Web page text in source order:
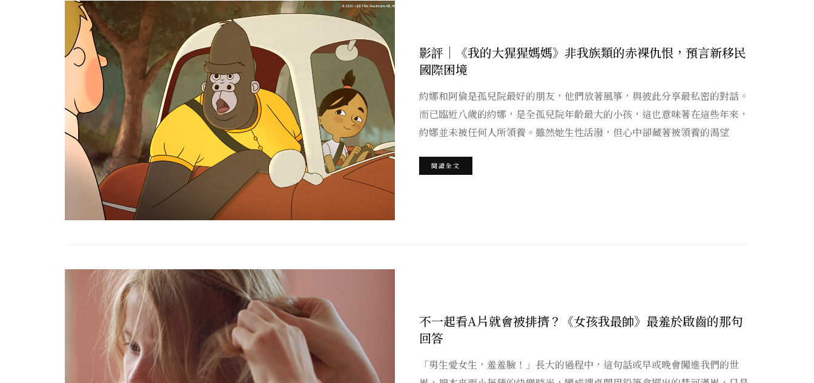
影評｜《我的大猩猩媽媽》非我族類的赤裸仇恨，預言新移民
國際困境
約娜和阿倫是孤兒院最好的朋友，他們放著風箏，與彼此分享最私密的對話。
而已臨近八歲的約娜，是全孤兒院年齡最大的小孩，這也意味著在這些年來，
約娜並未被任何人所領養。雖然她生性活潑，但心中卻藏著被領養的渴望
閱讀全文
不一起看A片就會被排擠？《女孩我最帥》最羞於啟齒的那句
回答
「男生愛女生，羞羞臉！」長大的過程中，這句話或早或晚會闖進我們的世